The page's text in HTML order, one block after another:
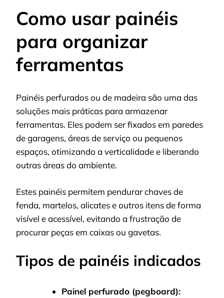
Como usar painéis
para organizar
ferramentas
Painéis perfurados ou de madeira são uma das
soluções mais práticas para armazenar
ferramentas. Eles podem ser fixados em paredes
de garagens, áreas de serviço ou pequenos
espaços, otimizando a verticalidade e liberando
outras áreas do ambiente.
Estes painéis permitem pendurar chaves de
fenda, martelos, alicates e outros itens de forma
visível e acessível, evitando a frustração de
procurar peças em caixas ou gavetas.
Tipos de painéis indicados
Painel perfurado (pegboard):